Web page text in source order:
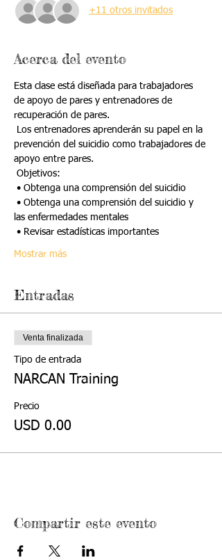
+11 otros invitados
Acerca del evento
Esta clase está diseñada para trabajadores
de apoyo de pares y entrenadores de
recuperación de pares.
prevención del suicidio como trabajadores de
apoyo entre pares.
Objetivos:
• Obtenga una comprensión del suicidio
las enfermedades mentales
• Revisar estadísticas importantes
Mostrar más
Entradas
Venta finalizada
Tipo de entrada
NARCAN Training
Precio
USD 0.00
Compartir este evento